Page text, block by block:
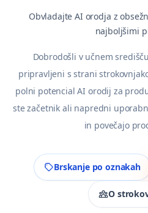
Obvladajte AI orodja z
najboljšimi
Dobrodošli v učnem
pripravljeni s strani
polni potencial AI orodij za
ste začetnik ali napredni
in povečajo
Brskanje po oznakah
O